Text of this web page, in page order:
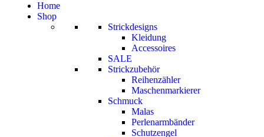
Home
Shop
Strickdesigns
Kleidung
Accessoires
SALE
Strickzubehör
Reihenzähler
Maschenmarkierer
Schmuck
Malas
Perlenarmbänder
Schutzengel